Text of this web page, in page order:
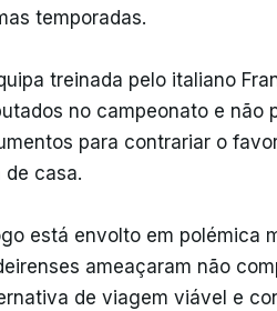
temporadas.
treinada pelo italiano
no campeonato e não
para contrariar o
de casa.
está envolto em polémica
ameaçaram não
de viagem viável e